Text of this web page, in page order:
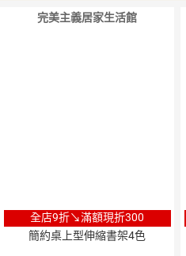
完美主義居家生活館
全店9折↘滿額現折300
簡約桌上型伸縮書架4色